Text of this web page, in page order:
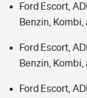
Ford Escort,
Benzin, Kombi,
Ford Escort,
Benzin, Kombi,
Ford Escort,